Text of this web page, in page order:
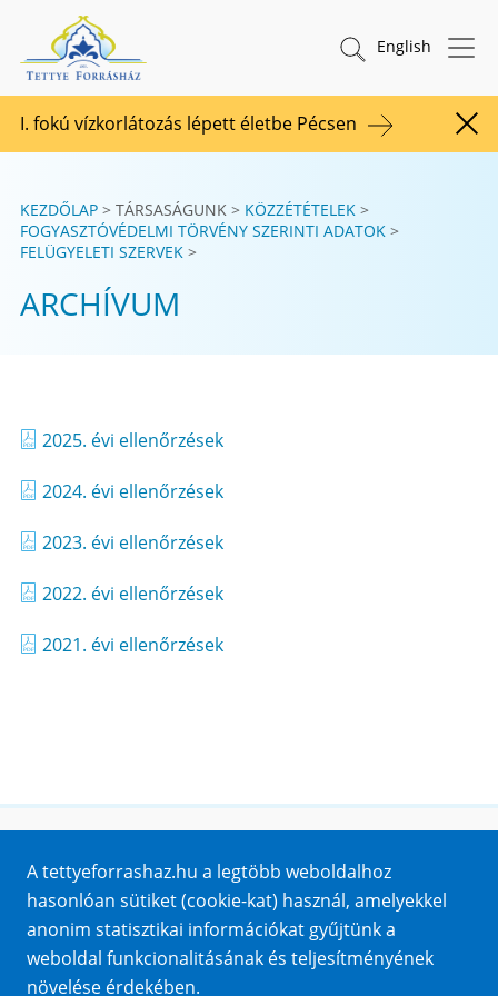
Tovább a tartalomhoz
TETTYE FORRÁSHÁZ Zrt. Keresés indítása
English
I. fokú vízkorlátozás lépett életbe Pécsen
KEZDŐLAP TÁRSASÁGUNK
KÖZZÉTÉTELEK
FOGYASZTÓVÉDELMI TÖRVÉNY SZERINTI ADATOK
FELÜGYELETI SZERVEK
ARCHÍVUM
2025. évi ellenőrzések
2024. évi ellenőrzések
2023. évi ellenőrzések
2022. évi ellenőrzések
2021. évi ellenőrzések
Impresszum
Sütik
Adatvédelem
Közérdekű adatok
A tettyeforrashaz.hu a legtöbb weboldalhoz
hasonlóan sütiket (cookie-kat) használ, amelyekkel
anonim statisztikai információkat gyűjtünk a
weboldal funkcionalitásának és teljesítményének
növelése érdekében.